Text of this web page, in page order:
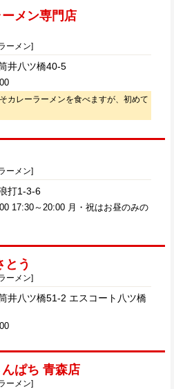
メン専門店
ーメン]
井八ツ橋40-5
カレーラーメンを食べますが、初めて
ーメン]
打1-3-6
17:30～20:00 月・祝はお昼のみの
とう
ーメン]
井八ツ橋51-2 エスコート八ツ橋
ぱち 青森店
ーメン]